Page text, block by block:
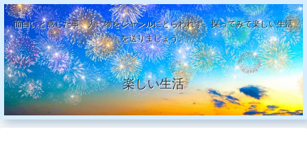
面白いと感じた事、人、物をジャンルにとらわれず、探ってみて楽しい生活
を送りましょう。
楽しい生活